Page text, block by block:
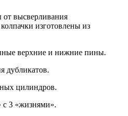
высверливания
изготовлены из
верхние и нижние пины.
дубликатов.
цилиндров.
3 «жизнями».